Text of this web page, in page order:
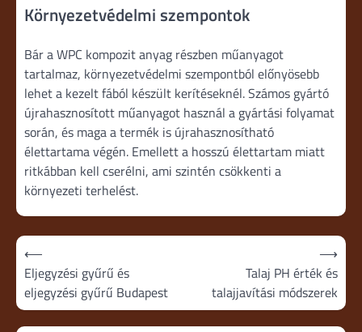
Környezetvédelmi szempontok
Bár a WPC kompozit anyag részben műanyagot
tartalmaz, környezetvédelmi szempontból előnyösebb
lehet a kezelt fából készült kerítéseknél. Számos gyártó
újrahasznosított műanyagot használ a gyártási folyamat
során, és maga a termék is újrahasznosítható
élettartama végén. Emellett a hosszú élettartam miatt
ritkábban kell cserélni, ami szintén csökkenti a
környezeti terhelést.
Bejegyzés
navigáció
⟵
Eljegyzési gyűrű és
eljegyzési gyűrű Budapest
Talaj PH érték és
talajjavítási módszerek
⟶